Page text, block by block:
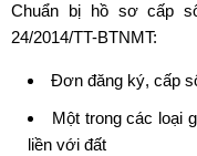
Chuẩn bị hồ sơ cấp
24/2014/TT-BTNMT:
Đơn đăng ký, cấp
Một trong các loại
liền với đất